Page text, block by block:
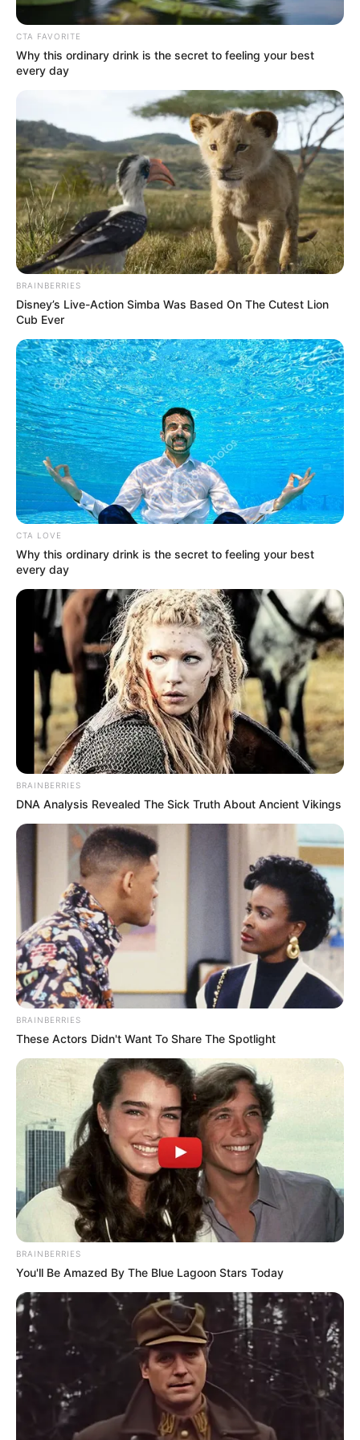
ΡΟΗ ΤΩΝ ΑΡΘΡΩΝ ΣΗΜΑΝΤΙΚΕΣ ΕΙΔΗΣΕΙΣ
Βομβαρδίζεται η Οδησσός!!! Σαρώθηκαν
τα τουρκικά UAV Bayraktar TB2 από
πυραύλους Iskanter-E
Βομβαρδίζεται η Οδησσός!!! Σαρώθηκαν τα τουρκικά UAV
Bayraktar TB2 από πυραύλους Iskanter-E! Τα τουρκικής
κατασκευής UAV Bayraktar TB2 που είχε προλάβει να
παραλάβει η Ουκρανία...
ΚΟΙΝΩΝΙΚΑ ΔΙΚΤΥΑ
FACEBOOK ΑΡΈΣΕΙ
YOUTUBE ΕΓΓΡΑΦΕΊΤΕ
EMAIL ΑΚΟΛΟΥΘΉΣΤΕ
ΣΠΑΜΕ ΤΟ ΜΑΤΡΙΞ – ΤΟ ΒΙΒΛΙΟ
CTA FAVORITE
Why this ordinary drink is the secret to feeling your best
every day
BRAINBERRIES
Disney’s Live-Action Simba Was Based On The Cutest Lion
Cub Ever
CTA LOVE
Why this ordinary drink is the secret to feeling your best
every day
BRAINBERRIES
DNA Analysis Revealed The Sick Truth About Ancient Vikings
BRAINBERRIES
These Actors Didn't Want To Share The Spotlight
BRAINBERRIES
You'll Be Amazed By The Blue Lagoon Stars Today